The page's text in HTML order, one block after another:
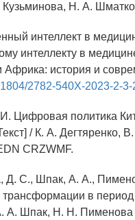
Кузьминова, Н. А.
интеллект в
интеллекту в
Африка: история и
2782-540X-2023-2-3-
Цифровая политика
/ К. А. Дегтяренко,
CRZWMF.
Д. С., Шпак, А. А.,
в
А. Шпак, Н. Н.